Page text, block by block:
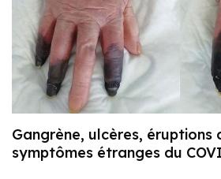
Gangrène, ulcères, éruptions
symptômes étranges du